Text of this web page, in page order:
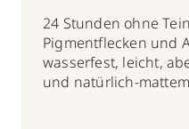
wear: Clinique
24 Stunden ohne
Pigmentflecken und
wasserfest, leicht,
und natürlich-